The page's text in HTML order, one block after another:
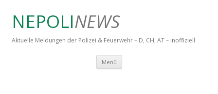
NEPOLINEWS
Aktuelle Meldungen der Polizei & Feuerwehr – D, CH, AT – inoffiziell
Menü Springe zum Inhalt